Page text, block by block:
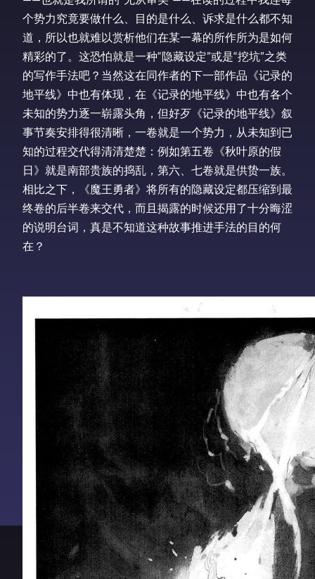
个势力究竟要做什么、目的是什么、诉求是什么都不知
道，所以也就难以赏析他们在某一幕的所作所为是如何
精彩的了。这恐怕就是一种“隐藏设定”或是“挖坑”之类
的写作手法吧？当然这在同作者的下一部作品《记录的
地平线》中也有体现，在《记录的地平线》中也有各个
未知的势力逐一崭露头角，但好歹《记录的地平线》叙
事节奏安排得很清晰，一卷就是一个势力，从未知到已
知的过程交代得清清楚楚：例如第五卷《秋叶原的假
日》就是南部贵族的捣乱，第六、七卷就是供贽一族。
相比之下，《魔王勇者》将所有的隐藏设定都压缩到最
终卷的后半卷来交代，而且揭露的时候还用了十分晦涩
的说明台词，真是不知道这种故事推进手法的目的何
在？